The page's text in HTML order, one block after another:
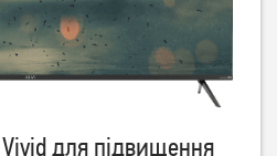
Vivid для підвищення